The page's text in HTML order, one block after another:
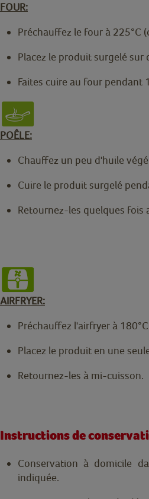
FOUR:
Préchauffez le four à 225°C
Placez le produit surgelé
Faites cuire au four pendant
POÊLE:
Chauffez un peu d'huile
Cuire le produit surgelé
Retournez-les quelques fois
AIRFRYER:
Préchauffez l'airfryer à
Placez le produit en une
Retournez-les à mi-cuisson.
Instructions de
Conservation à domicile
indiquée.